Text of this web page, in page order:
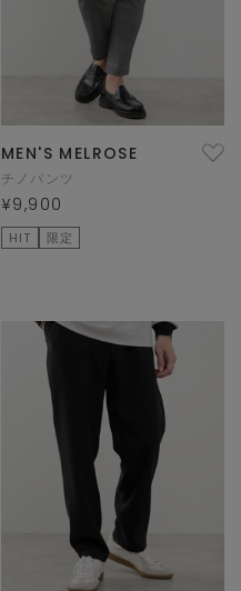
MEN'S MELROSE
チノパンツ
¥9,900
HIT 限定